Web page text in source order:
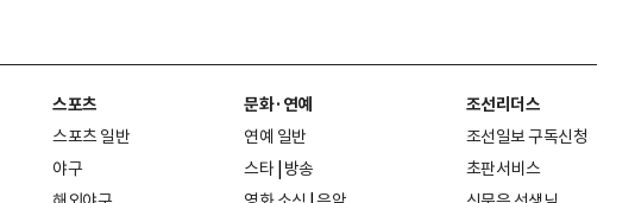
스포츠
스포츠 일반
야구
문화·연예
연예 일반
스타 방송
조선리더스
조선일보 구독신청
초판서비스